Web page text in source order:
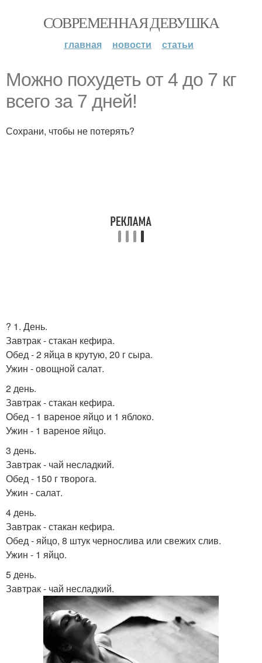
СОВРЕМЕННАЯ ДЕВУШКА
главная новости статьи
Можно похудеть от 4 до 7 кг
всего за 7 дней!
Сохрани, чтобы не потерять?
? 1. День.
Завтрак - стакан кефира.
Обед - 2 яйца в крутую, 20 г сыра.
Ужин - овощной салат.
2 день.
Завтрак - стакан кефира.
Обед - 1 вареное яйцо и 1 яблоко.
Ужин - 1 вареное яйцо.
3 день.
Завтрак - чай несладкий.
Обед - 150 г творога.
Ужин - салат.
4 день.
Завтрак - стакан кефира.
Обед - яйцо, 8 штук чернослива или свежих слив.
Ужин - 1 яйцо.
5 день.
Завтрак - чай несладкий.